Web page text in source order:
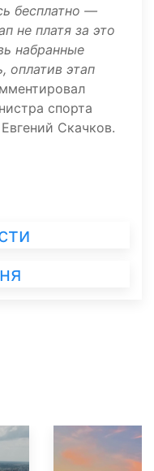
бесплатно —
не платя за это
набранные
оплатив этап
спорта
Скачков.